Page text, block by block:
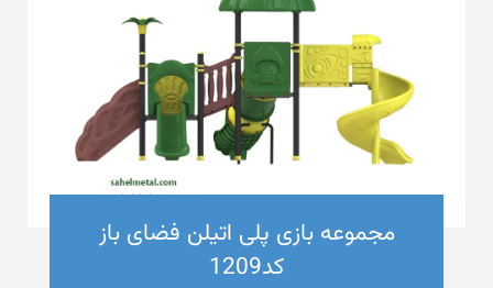
مجموعه بازی پلی اتیلن فضای باز